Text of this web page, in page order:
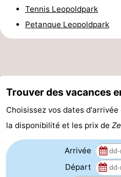
manger
Événements
Pratiques
-
Stationnement
-
Tram
Adresses
Tennis Leopoldpark
Petanque Leopoldpark
Trouver des vacances
Choisissez vos dates
la disponibilité et les prix de
Arrivée
Départ